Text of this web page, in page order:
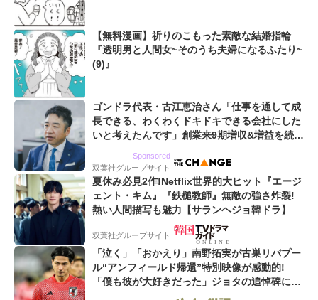
【無料漫画】祈りのこもった素敵な結婚指輪
『透明男と人間女~そのうち夫婦になるふたり~
(9)』
ゴンドラ代表・古江恵治さん「仕事を通して成
長できる、わくわくドキドキできる会社にした
いと考えたんです」創業来9期増収&増益を続け
Sponsored
双葉社グループサイト
夏休み必見2作!Netflix世界的大ヒット『エージ
ェント・キム』『鉄槌教師』無敵の強さ炸裂!
熱い人間描写も魅力【サランヘジョ韓ドラ】
双葉社グループサイト
「泣く」「おかえり」南野拓実が古巣リバプー
ル“アンフィールド帰還”特別映像が感動的!
「僕も彼が大好きだった」ジョタの追悼碑にも
献花!「胸が熱くなります...」